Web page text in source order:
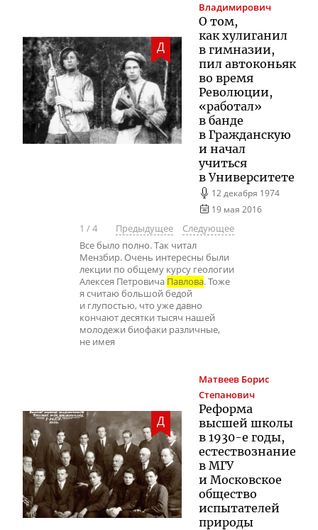
Д
Владимирович
О том,
как хулиганил
в гимназии,
пил автоконьяк
во время
Революции,
«работал»
в банде
в Гражданскую
и начал
учиться
в Университете
12 декабря 1974
19 мая 2016
1 /4 Предыдущее
Следующее
Все было полно. Так читал
Мензбир. Очень интересны были
лекции по общему курсу геологии
Алексея Петровича Павлова. Тоже
я считаю большой бедой
и глупостью, что уже давно
кончают десятки тысяч нашей
молодежи биофаки различные,
не имея
Д
Матвеев Борис
Степанович
Реформа
высшей школы
в 1930-е годы,
естествознание
в МГУ
и Московское
общество
испытателей
природы